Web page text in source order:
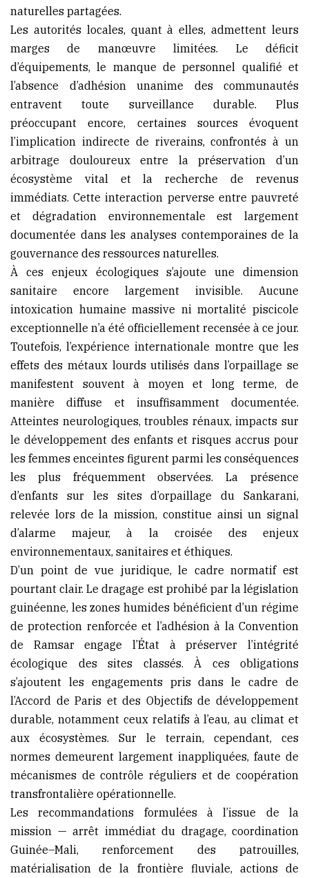
naturelles partagées.
Les autorités locales, quant à elles, admettent leurs
marges de manœuvre limitées. Le déficit
d’équipements, le manque de personnel qualifié et
l’absence d’adhésion unanime des communautés
entravent toute surveillance durable. Plus
préoccupant encore, certaines sources évoquent
l’implication indirecte de riverains, confrontés à un
arbitrage douloureux entre la préservation d’un
écosystème vital et la recherche de revenus
immédiats. Cette interaction perverse entre pauvreté
et dégradation environnementale est largement
documentée dans les analyses contemporaines de la
gouvernance des ressources naturelles.
À ces enjeux écologiques s’ajoute une dimension
sanitaire encore largement invisible. Aucune
intoxication humaine massive ni mortalité piscicole
exceptionnelle n’a été officiellement recensée à ce jour.
Toutefois, l’expérience internationale montre que les
effets des métaux lourds utilisés dans l’orpaillage se
manifestent souvent à moyen et long terme, de
manière diffuse et insuffisamment documentée.
Atteintes neurologiques, troubles rénaux, impacts sur
le développement des enfants et risques accrus pour
les femmes enceintes figurent parmi les conséquences
les plus fréquemment observées. La présence
d’enfants sur les sites d’orpaillage du Sankarani,
relevée lors de la mission, constitue ainsi un signal
d’alarme majeur, à la croisée des enjeux
environnementaux, sanitaires et éthiques.
D’un point de vue juridique, le cadre normatif est
pourtant clair. Le dragage est prohibé par la législation
guinéenne, les zones humides bénéficient d’un régime
de protection renforcée et l’adhésion à la Convention
de Ramsar engage l’État à préserver l’intégrité
écologique des sites classés. À ces obligations
s’ajoutent les engagements pris dans le cadre de
l’Accord de Paris et des Objectifs de développement
durable, notamment ceux relatifs à l’eau, au climat et
aux écosystèmes. Sur le terrain, cependant, ces
normes demeurent largement inappliquées, faute de
mécanismes de contrôle réguliers et de coopération
transfrontalière opérationnelle.
Les recommandations formulées à l’issue de la
mission — arrêt immédiat du dragage, coordination
Guinée–Mali, renforcement des patrouilles,
matérialisation de la frontière fluviale, actions de